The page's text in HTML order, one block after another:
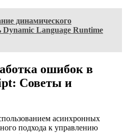
динамического
Language Runtime
ошибок в
Советы и
асинхронных
подхода к управлению